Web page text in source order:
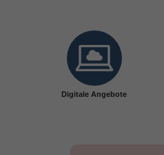
Digitale Angebote